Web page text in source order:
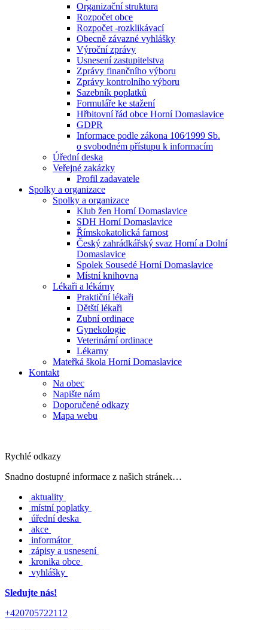
Organizační struktura
Rozpočet obce
Rozpočet -rozklikávací
Obecně závazné vyhlášky
Výroční zprávy
Usnesení zastupitelstva
Zprávy finančního výboru
Zprávy kontrolního výboru
Sazebník poplatků
Formuláře ke stažení
Hřbitovní řád obce Horní Domaslavice
GDPR
Informace podle zákona 106⁄1999 Sb.
o svobodném přístupu k informacím
Úřední deska
Veřejné zakázky
Profil zadavatele
Spolky a organizace
Spolky a organizace
Klub žen Horní Domaslavice
SDH Horní Domaslavice
Římskokatolická farnost
Český zahrádkářský svaz Horní a Dolní
Domaslavice
Spolek Sousedé Horní Domaslavice
Místní knihovna
Lékaři a lékárny
Praktiční lékaři
Dětští lékaři
Zubní ordinace
Gynekologie
Veterinární ordinace
Lékarny
Mateřká škola Horní Domaslavice
Kontakt
Na obec
Napište nám
Doporučené odkazy
Mapa webu
Rychlé odkazy
Snadno dostupné informace z našich stránek…
aktuality
místní poplatky
úřední deska
akce
informátor
zápisy a usnesení
kronika obce
vyhlášky
Sledujte nás!
+420705722112